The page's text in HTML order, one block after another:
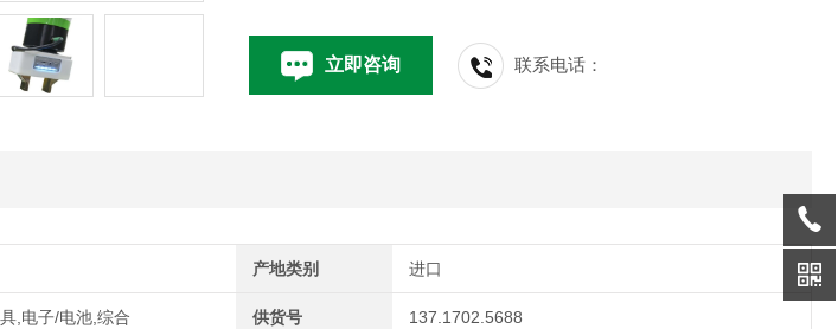
立即咨询 联系电话：
产地类别 进口
,电子/电池,综合 供货号 137.1702.5688